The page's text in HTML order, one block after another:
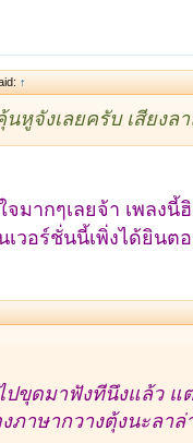
↑
หูจังเลยครับ เสียงล
มากๆเลยจ้า เพลง
เวอร์ชั่นนี้เพิ่งได้ยินต
ไปขุดมาฟังทีนึงแล้ว แ
ภาษากวางตุ้งนะลาล่